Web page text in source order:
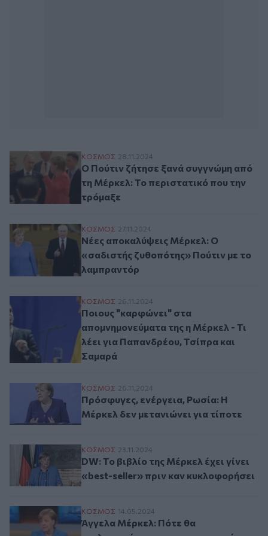
Ο Πούτιν ζήτησε ξανά συγγνώμη από τη
ΚΟΣΜΟΣ 28.11.2024
Ο Πούτιν ζήτησε ξανά συγγνώμη από
τη Μέρκελ: Το περιστατικό που την
τρόμαξε
Νέες αποκαλύψεις Μέρκελ: Ο «σαδιστής
ΚΟΣΜΟΣ 27.11.2024
Νέες αποκαλύψεις Μέρκελ: Ο
«σαδιστής ζυθοπότης» Πούτιν με το
λαμπραντόρ
Ποιους "καρφώνει" στα
ΚΟΣΜΟΣ 26.11.2024
Ποιους "καρφώνει" στα
απομνημονεύματα της η Μέρκελ - Τι
λέει για Παπανδρέου, Τσίπρα και
Σαμαρά
Πρόσφυγες, ενέργεια, Ρωσία: Η Μέρκελ
ΚΟΣΜΟΣ 26.11.2024
Πρόσφυγες, ενέργεια, Ρωσία: Η
Μέρκελ δεν μετανιώνει για τίποτε
DW: Το βιβλίο της Μέρκελ έχει γίνει
ΚΟΣΜΟΣ 23.11.2024
DW: Το βιβλίο της Μέρκελ έχει γίνει
«best-seller» πριν καν κυκλοφορήσει
Άγγελα Μέρκελ: Πότε θα
ΚΟΣΜΟΣ 14.05.2024
Άγγελα Μέρκελ: Πότε θα